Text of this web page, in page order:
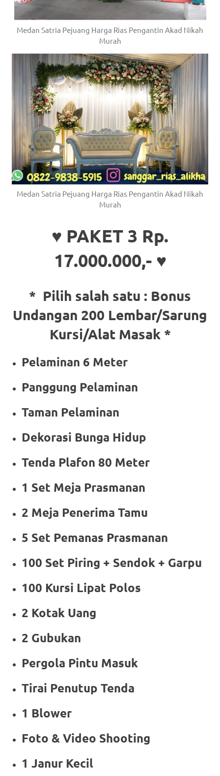
Medan Satria Pejuang Harga Rias Pengantin Akad Nikah
Murah
Medan Satria Pejuang Harga Rias Pengantin Akad Nikah
Murah
♥ PAKET 3 Rp.
17.000.000,- ♥
* Pilih salah satu : Bonus
Undangan 200 Lembar/Sarung
Kursi/Alat Masak *
Pelaminan 6 Meter
Panggung Pelaminan
Taman Pelaminan
Dekorasi Bunga Hidup
Tenda Plafon 80 Meter
1 Set Meja Prasmanan
2 Meja Penerima Tamu
5 Set Pemanas Prasmanan
100 Set Piring + Sendok + Garpu
100 Kursi Lipat Polos
2 Kotak Uang
2 Gubukan
Pergola Pintu Masuk
Tirai Penutup Tenda
1 Blower
Foto & Video Shooting
1 Janur Kecil